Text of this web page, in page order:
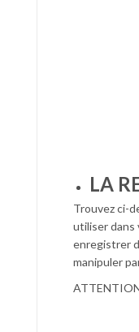
LA
Trouvez ci-
utiliser dans
enregistrer
manipuler